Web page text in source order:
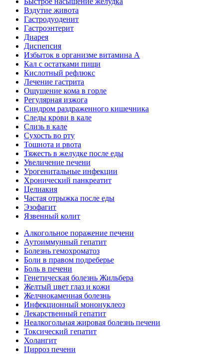
Вздутие живота
Гастродуоденит
Гастроэнтерит
Диарея
Диспепсия
Избыток в организме витамина А
Кал с остатками пищи
Кислотный рефлюкс
Лечение гастрита
Ощущение кома в горле
Регулярная изжога
Синдром раздраженного кишечника
Следы крови в кале
Слизь в кале
Сухость во рту
Тошнота и рвота
Тяжесть в желудке после еды
Увеличение печени
Урогенитальные инфекции
Хронический панкреатит
Целиакия
Частая отрыжка после еды
Эзофагит
Язвенный колит
Алкогольное поражение печени
Аутоиммунный гепатит
Болезнь гемохроматоз
Боли в правом подреберье
Боль в печени
Генетическая болезнь Жильбера
Желтый цвет глаз и кожи
Желчнокаменная болезнь
Инфекционный мононуклеоз
Лекарственный гепатит
Неалкогольная жировая болезнь печени
Токсический гепатит
Холангит
Цирроз печени